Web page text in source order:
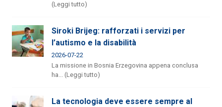
(Leggi tutto)
Siroki Brijeg: rafforzati i servizi per
l’autismo e la disabilità
2026-07-22
La missione in Bosnia Erzegovina appena conclusa
ha... (Leggi tutto)
La tecnologia deve essere sempre al